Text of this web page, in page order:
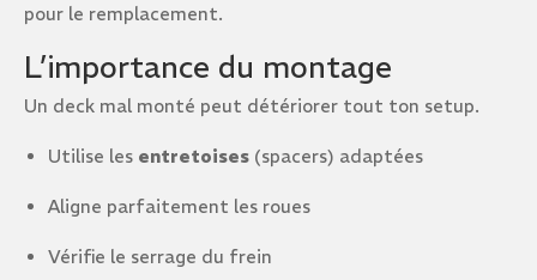
pour le remplacement.
L’importance du montage
Un deck mal monté peut détériorer tout ton setup.
Utilise les entretoises (spacers) adaptées
Aligne parfaitement les roues
Vérifie le serrage du frein